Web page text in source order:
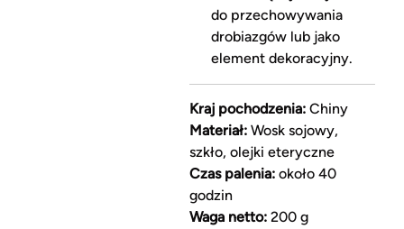
do przechowywania
drobiazgów lub jako
element dekoracyjny.
Kraj pochodzenia:Chiny
Materiał:Wosk sojowy,
szkło, olejki eteryczne
Czas palenia:około 40
godzin
Waga netto:200 g